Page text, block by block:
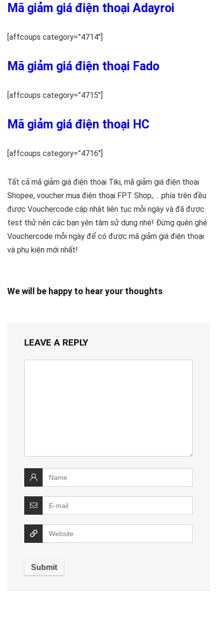
Mã giảm giá điện thoại Adayroi
[affcoups category=”4714″]
Mã giảm giá điện thoại Fado
[affcoups category=”4715″]
Mã giảm giá điện thoại HC
[affcoups category=”4716″]
Tất cả mã giảm giá điện thoại Tiki, mã giảm giá điện thoại
Shopee, voucher mua điện thoại FPT Shop,…. phía trên đều
được Vouchercode cập nhật liên tục mỗi ngày và đã được
test thử nên các bạn yên tâm sử dụng nhé! Đừng quên ghé
Vouchercode mỗi ngày để có được mã giảm giá điện thoại
và phụ kiện mới nhất!
We will be happy to hear your thoughts
LEAVE A REPLY